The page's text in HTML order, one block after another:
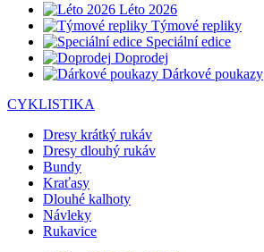
Léto 2026
Týmové repliky
Speciální edice
Doprodej
Dárkové poukazy
CYKLISTIKA
Dresy krátký rukáv
Dresy dlouhý rukáv
Bundy
Kraťasy
Dlouhé kalhoty
Návleky
Rukavice